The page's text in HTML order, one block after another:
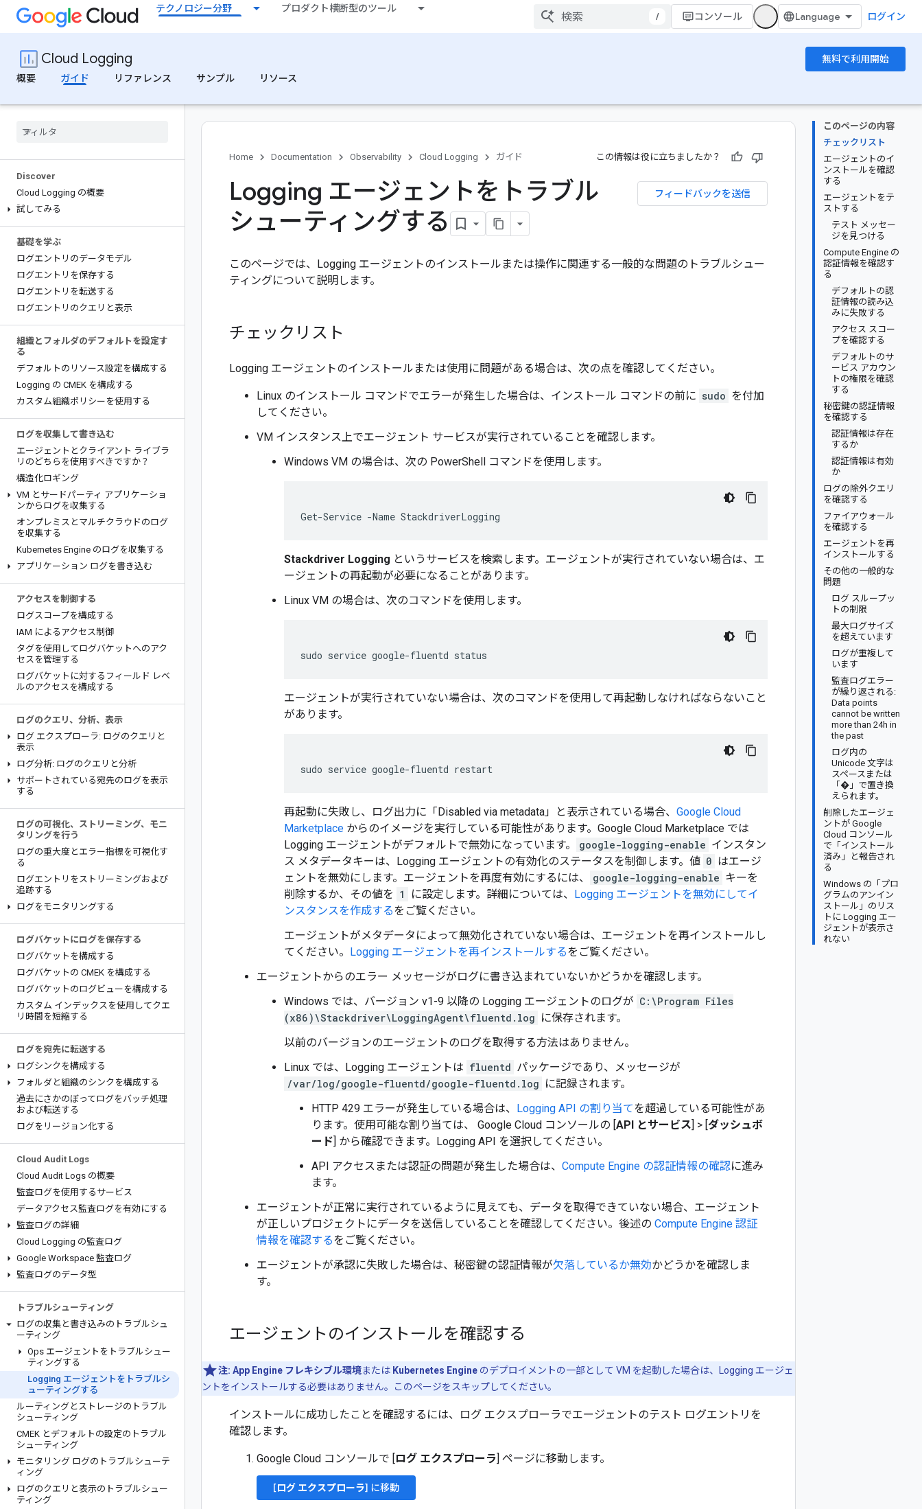
テクノロジー分野 プロダクト横断型のツール
/ コンソール ログイン
Cloud Logging
無料で利用開始
概要
ガイド リファレンス サンプル リソース
Discover
Cloud Logging の概要
試してみる
基礎を学ぶ
ログエントリのデータモデル
ログエントリを保存する
ログエントリを転送する
ログエントリのクエリと表示
組織とフォルダのデフォルトを設定す
る
デフォルトのリソース設定を構成する
Logging の CMEK を構成する
カスタム組織ポリシーを使用する
ログを収集して書き込む
エージェントとクライアント ライブラ
リのどちらを使用すべきですか？
構造化ロギング
VM とサードパーティ アプリケーショ
ンからログを収集する
オンプレミスとマルチクラウドのログ
を収集する
Kubernetes Engine のログを収集する
アプリケーション ログを書き込む
アクセスを制御する
ログスコープを構成する
IAM によるアクセス制御
タグを使用してログバケットへのアク
セスを管理する
ログバケットに対するフィールド レベ
ルのアクセスを構成する
ログのクエリ、分析、表示
ログ エクスプローラ: ログのクエリと
表示
ログ分析: ログのクエリと分析
サポートされている宛先のログを表示
する
ログの可視化、ストリーミング、モニ
タリングを行う
ログの重大度とエラー指標を可視化す
る
ログエントリをストリーミングおよび
追跡する
ログをモニタリングする
ログバケットにログを保存する
ログバケットを構成する
ログバケットの CMEK を構成する
ログバケットのログビューを構成する
カスタム インデックスを使用してクエ
リ時間を短縮する
ログを宛先に転送する
ログシンクを構成する
フォルダと組織のシンクを構成する
過去にさかのぼってログをバッチ処理
および転送する
ログをリージョン化する
Cloud Audit Logs
Cloud Audit Logs の概要
監査ログを使用するサービス
データアクセス監査ログを有効にする
監査ログの詳細
Cloud Logging の監査ログ
Google Workspace 監査ログ
監査ログのデータ型
トラブルシューティング
ログの収集と書き込みのトラブルシュ
ーティング
Ops エージェントをトラブルシュー
ティングする
Logging エージェントをトラブルシ
ューティングする
ルーティングとストレージのトラブル
シューティング
CMEK とデフォルトの設定のトラブル
シューティング
モニタリング ログのトラブルシューテ
ィング
ログのクエリと表示のトラブルシュー
ティング
このページの内容
チェックリスト
エージェントのイ
ンストールを確認
する
エージェントをテ
ストする
テスト メッセー
ジを見つける
Compute Engine の
認証情報を確認す
る
デフォルトの認
証情報の読み込
みに失敗する
アクセス スコー
プを確認する
デフォルトのサ
ービス アカウン
トの権限を確認
する
秘密鍵の認証情報
を確認する
認証情報は存在
するか
認証情報は有効
か
ログの除外クエリ
を確認する
ファイアウォール
を確認する
エージェントを再
インストールする
その他の一般的な
問題
ログ スループッ
トの制限
最大ログサイズ
を超えています
ログが重複して
います
監査ログエラー
が繰り返される:
Data points
cannot be written
more than 24h in
the past
ログ内の
Unicode 文字は
スペースまたは
「�」で置き換
えられます。
削除したエージェ
ントが Google
Cloud コンソール
で「インストール
済み」と報告され
る
Windows の「プロ
グラムのアンイン
ストール」のリス
トに Logging エー
ジェントが表示さ
れない
Home Documentation Observability Cloud Logging ガイド この情報は役に立ちましたか？
フィードバックを送信
Logging エージェントをトラブル
シューティングする
このページでは、Logging エージェントのインストールまたは操作に関連する一般的な問題のトラブルシュー
ティングについて説明します。
チェックリスト
Logging エージェントのインストールまたは使用に問題がある場合は、次の点を確認してください。
Linux のインストール コマンドでエラーが発生した場合は、インストール コマンドの前に sudo を付加
してください。
VM インスタンス上でエージェント サービスが実行されていることを確認します。
Windows VM の場合は、次の PowerShell コマンドを使用します。
Stackdriver Logging というサービスを検索します。エージェントが実行されていない場合は、エ
ージェントの再起動が必要になることがあります。
Linux VM の場合は、次のコマンドを使用します。
エージェントが実行されていない場合は、次のコマンドを使用して再起動しなければならないこと
があります。
再起動に失敗し、ログ出力に「Disabled via metadata」と表示されている場合、 Google Cloud
Marketplace からのイメージを実行している可能性があります。Google Cloud Marketplace では
Logging エージェントがデフォルトで無効になっています。
google-logging-enable インスタン
ス メタデータキーは、Logging エージェントの有効化のステータスを制御します。値 0 はエージ
ェントを無効にします。エージェントを再度有効にするには、
google-logging-enable キーを
削除するか、その値を 1 に設定します。詳細については、 Logging エージェントを無効にしてイ
ンスタンスを作成するをご覧ください。
エージェントがメタデータによって無効化されていない場合は、エージェントを再インストールし
てください。 Logging エージェントを再インストールするをご覧ください。
エージェントからのエラー メッセージがログに書き込まれていないかどうかを確認します。
Windows では、バージョン v1-9 以降の Logging エージェントのログが C:\Program Files
(x86)\Stackdriver\LoggingAgent\fluentd.log に保存されます。
以前のバージョンのエージェントのログを取得する方法はありません。
Linux では、Logging エージェントは fluentd パッケージであり、メッセージが
/var/log/google-fluentd/google-fluentd.log に記録されます。
HTTP 429 エラーが発生している場合は、 Logging API の割り当てを超過している可能性があ
ります。使用可能な割り当ては、 Google Cloud コンソールの [API とサービス] > [ダッシュボ
ード] から確認できます。Logging API を選択してください。
API アクセスまたは認証の問題が発生した場合は、 Compute Engine の認証情報の確認に進み
ます。
エージェントが正常に実行されているように見えても、データを取得できていない場合、エージェント
が正しいプロジェクトにデータを送信していることを確認してください。後述の Compute Engine 認証
情報を確認するをご覧ください。
エージェントが承認に失敗した場合は、秘密鍵の認証情報が欠落しているか無効かどうかを確認しま
す。
エージェントのインストールを確認する
注: App Engine フレキシブル環境または Kubernetes Engine のデプロイメントの一部として VM を起動した場合は、Logging エージェ
ントをインストールする必要はありません。このページをスキップしてください。
インストールに成功したことを確認するには、ログ エクスプローラでエージェントのテスト ログエントリを
確認します。
Google Cloud コンソールで [ログ エクスプローラ] ページに移動します。
[ログ エクスプローラ] に移動